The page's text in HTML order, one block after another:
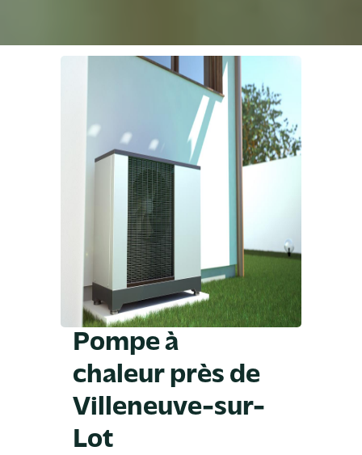
Pompe à
chaleur près de
Villeneuve-sur-
Lot